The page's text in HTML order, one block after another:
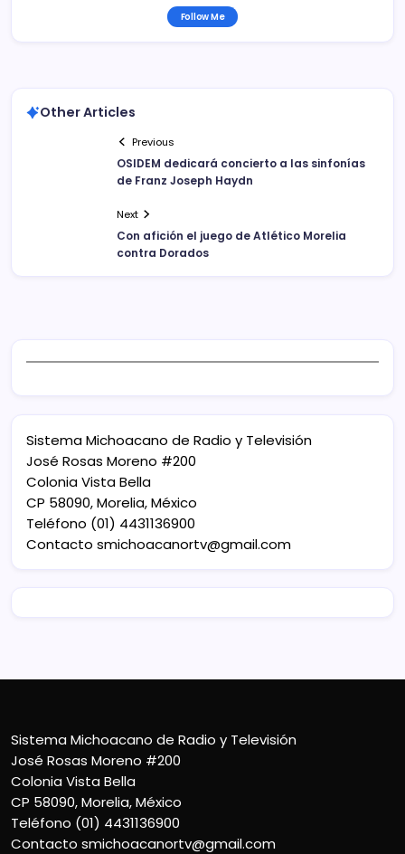
Follow Me
Other Articles
Previous
OSIDEM dedicará concierto a las sinfonías
de Franz Joseph Haydn
Next
Con afición el juego de Atlético Morelia
contra Dorados
Sistema Michoacano de Radio y Televisión
José Rosas Moreno #200
Colonia Vista Bella
CP 58090, Morelia, México
Teléfono (01) 4431136900
Contacto smichoacanortv@gmail.com
Sistema Michoacano de Radio y Televisión
José Rosas Moreno #200
Colonia Vista Bella
CP 58090, Morelia, México
Teléfono (01) 4431136900
Contacto smichoacanortv@gmail.com